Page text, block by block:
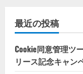
最近の投稿
Cookie同意管理ツ
リース記念キャン